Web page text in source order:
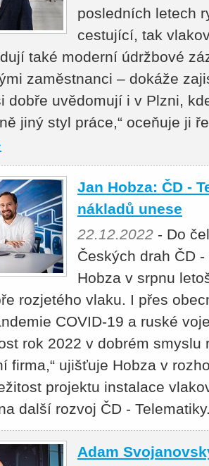
posledních letech
cestující, tak
také moderní údržbové
zaměstnanci – dokáže
dobře uvědomují i v Plzni,
jiný styl práce,“ oceňuje ji
Jan Hobza: ČD -
nákladů unese
22.12.2022 - Do
Českých drah ČD
Hobza v srpnu
rozjetého vlaku. I přes
COVID-19 a ruské
rok 2022 v dobrém smyslu
firma,“ ujišťuje Hobza v
projektu instalace
další rozvoj ČD -
Adam